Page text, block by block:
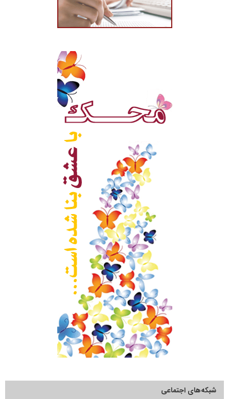
شبکه‌های اجتماعی